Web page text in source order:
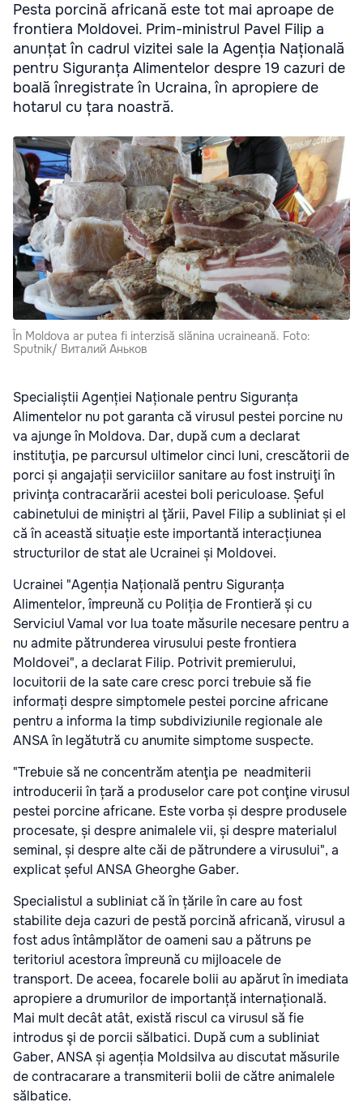
Pesta porcină africană este tot mai aproape de
frontiera Moldovei. Prim-ministrul Pavel Filip a
anunțat în cadrul vizitei sale la Agenția Națională
pentru Siguranța Alimentelor despre 19 cazuri de
boală înregistrate în Ucraina, în apropiere de
hotarul cu țara noastră.
În Moldova ar putea fi interzisă slănina ucraineană. Foto:
Sputnik/ Виталий Аньков
Specialiștii Agenției Naționale pentru Siguranța
Alimentelor nu pot garanta că virusul pestei porcine nu
va ajunge în Moldova. Dar, după cum a declarat
instituţia, pe parcursul ultimelor cinci luni, crescătorii de
porci și angajații serviciilor sanitare au fost instruiţi în
privinţa contracarării acestei boli periculoase. Șeful
cabinetului de miniștri al ţării, Pavel Filip a subliniat și el
că în această situație este importantă interacțiunea
structurilor de stat ale Ucrainei și Moldovei.
Ucrainei "Agenția Națională pentru Siguranța
Alimentelor, împreună cu Poliția de Frontieră și cu
Serviciul Vamal vor lua toate măsurile necesare pentru a
nu admite pătrunderea virusului peste frontiera
Moldovei", a declarat Filip. Potrivit premierului,
locuitorii de la sate care cresc porci trebuie să fie
informați despre simptomele pestei porcine africane
pentru a informa la timp subdiviziunile regionale ale
ANSA în legătutră cu anumite simptome suspecte.
"Trebuie să ne concentrăm atenţia pe neadmiterii
introducerii în țară a produselor care pot conţine virusul
pestei porcine africane. Este vorba și despre produsele
procesate, și despre animalele vii, și despre materialul
seminal, și despre alte căi de pătrundere a virusului", a
explicat șeful ANSA Gheorghe Gaber.
Specialistul a subliniat că în țările în care au fost
stabilite deja cazuri de pestă porcină africană, virusul a
fost adus întâmplător de oameni sau a pătruns pe
teritoriul acestora împreună cu mijloacele de
transport. De aceea, focarele bolii au apărut în imediata
apropiere a drumurilor de importanță internațională.
Mai mult decât atât, există riscul ca virusul să fie
introdus şi de porcii sălbatici. După cum a subliniat
Gaber, ANSA și agenția Moldsilva au discutat măsurile
de contracarare a transmiterii bolii de către animalele
sălbatice.